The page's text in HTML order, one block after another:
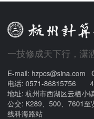
一技修成天下行，潇
E-mail: hzpcs@sina.com
电话: 0571-86815756
地址: 杭州市西湖区云栖小
公交: K289、500、7601
线科海路站